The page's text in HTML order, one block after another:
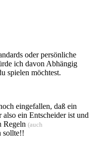
oder persönliche
ich davon Abhängig
spielen möchtest.
eingefallen, daß ein
ein Entscheider ist und
Regeln (auch
sollte!!